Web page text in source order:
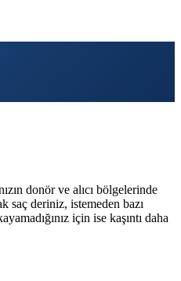
donör ve alıcı bölgelerinde
saç deriniz, istemeden bazı
için ise kaşıntı daha